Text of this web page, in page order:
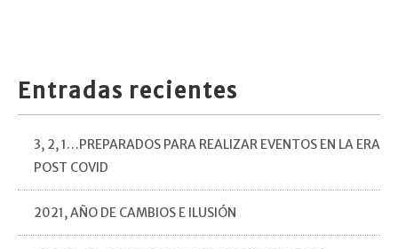
Entradas recientes
3, 2, 1…PREPARADOS PARA REALIZAR EVENTOS EN LA ERA
POST COVID
2021, AÑO DE CAMBIOS E ILUSIÓN